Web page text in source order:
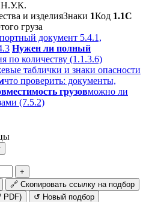
и изделияЗнаки 1Код 1.1C
груза
документ 5.4.1,
Нужен ли полный
по количеству (1.1.3.6)
таблички и знаки опасности
что проверить: документы,
грузовможно ли
(7.5.2)
+
🔗 Скопировать ссылку на подбор
PDF) ↺ Новый подбор